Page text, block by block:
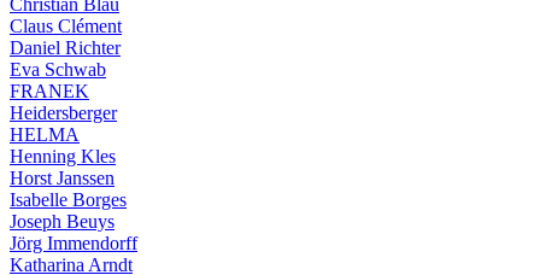
Christian Blau
Claus Clément
Daniel Richter
Eva Schwab
FRANEK
Heidersberger
HELMA
Henning Kles
Horst Janssen
Isabelle Borges
Joseph Beuys
Jörg Immendorff
Katharina Arndt